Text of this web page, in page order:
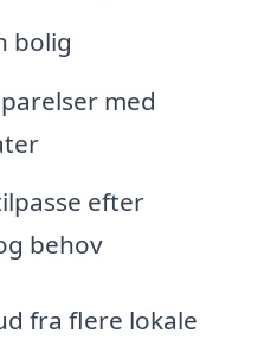
bolig
med
efter
behov
fra flere lokale